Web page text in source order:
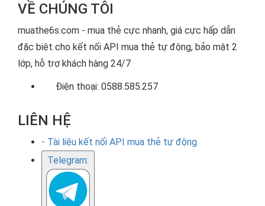
VỀ CHÚNG TÔI
muathe6s.com - mua thẻ cực nhanh, giá cực hấp dẫn
đặc biệt cho kết nối API mua thẻ tự động, bảo mật 2
lớp, hỗ trợ khách hàng 24/7
Điện thoại: 0588.585.257
LIÊN HỆ
- Tài liệu kết nối API mua thẻ tự động
Telegram: